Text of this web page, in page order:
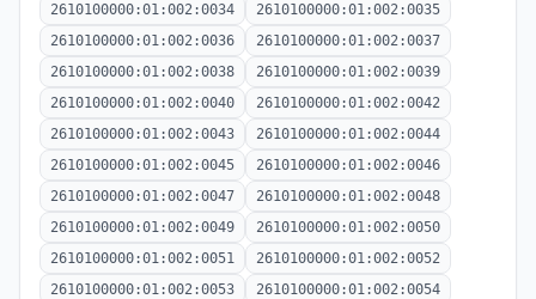
2610100000:01:002:0034
2610100000:01:002:0035
2610100000:01:002:0036
2610100000:01:002:0037
2610100000:01:002:0038
2610100000:01:002:0039
2610100000:01:002:0040
2610100000:01:002:0042
2610100000:01:002:0043
2610100000:01:002:0044
2610100000:01:002:0045
2610100000:01:002:0046
2610100000:01:002:0047
2610100000:01:002:0048
2610100000:01:002:0049
2610100000:01:002:0050
2610100000:01:002:0051
2610100000:01:002:0052
2610100000:01:002:0053
2610100000:01:002:0054